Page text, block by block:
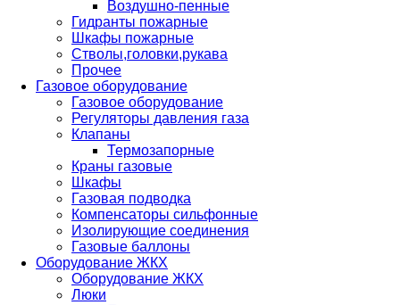
Воздушно-пенные
Гидранты пожарные
Шкафы пожарные
Стволы,головки,рукава
Прочее
Газовое оборудование
Газовое оборудование
Регуляторы давления газа
Клапаны
Термозапорные
Краны газовые
Шкафы
Газовая подводка
Компенсаторы сильфонные
Изолирующие соединения
Газовые баллоны
Оборудование ЖКХ
Оборудование ЖКХ
Люки